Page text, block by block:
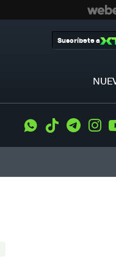
Suscríbete a
WhatsApp
Tiktok